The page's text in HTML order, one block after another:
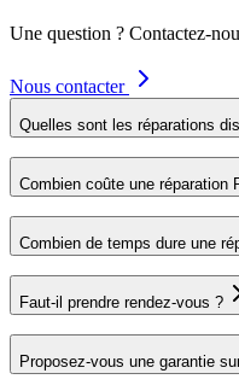
Une question ? Contactez-
Nous contacter
Quelles sont les réparations
Combien coûte une réparation
Combien de temps dure une
Faut-il prendre rendez-vous ?
Proposez-vous une garantie